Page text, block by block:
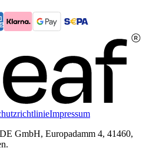
Impressum
GmbH, Europadamm 4, 41460,